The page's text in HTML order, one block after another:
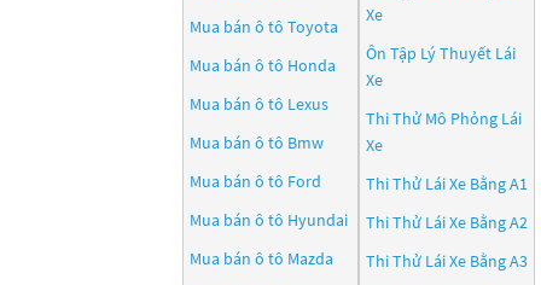
Mua bán ô tô Toyota
Mua bán ô tô Honda
Mua bán ô tô Lexus
Mua bán ô tô Bmw
Mua bán ô tô Ford
Mua bán ô tô Hyundai
Mua bán ô tô Mazda
Xe
Ôn Tập Lý Thuyết Lái
Xe
Thi Thử Mô Phỏng Lái
Xe
Thi Thử Lái Xe Bằng A1
Thi Thử Lái Xe Bằng A2
Thi Thử Lái Xe Bằng A3